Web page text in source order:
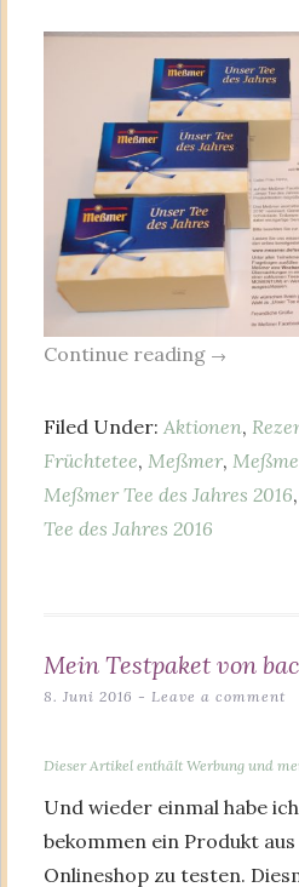
Continue reading →
Filed Under: Aktionen,
Früchtetee, Meßmer,
Meßmer Tee des Jahres 2016,
Tee des Jahres 2016
Mein Testpaket von
8. Juni 2016 Leave a comment
Dieser Artikel enthält Werbung und
Und wieder einmal habe
bekommen ein Produkt
Onlineshop zu testen.